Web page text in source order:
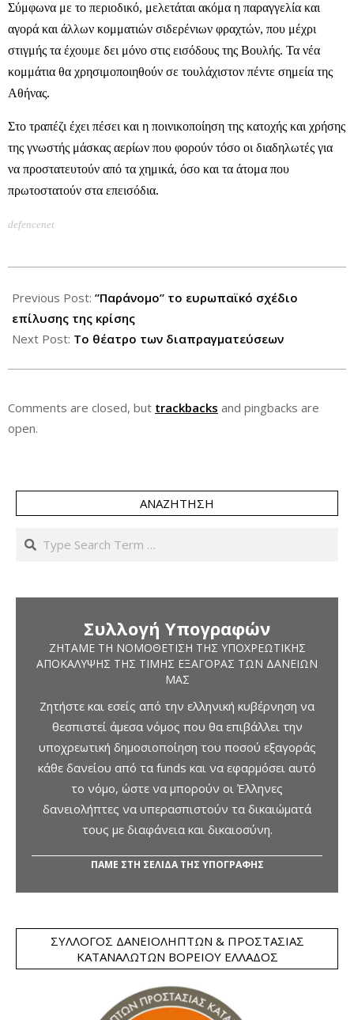
Σύμφωνα με το περιοδικό, μελετάται ακόμα η παραγγελία και
αγορά και άλλων κομματιών σιδερένιων φραχτών, που μέχρι
στιγμής τα έχουμε δει μόνο στις εισόδους της Βουλής. Τα νέα
κομμάτια θα χρησιμοποιηθούν σε τουλάχιστον πέντε σημεία της
Αθήνας.
Στο τραπέζι έχει πέσει και η ποινικοποίηση της κατοχής και χρήσης
της γνωστής μάσκας αερίων που φορούν τόσο οι διαδηλωτές για
να προστατευτούν από τα χημικά, όσο και τα άτομα που
πρωτοστατούν στα επεισόδια.
defencenet
10-
18
Previous Post: ”Παράνομο” το ευρωπαϊκό σχέδιο
επίλυσης της κρίσης
Next Post: Το θέατρο των διαπραγματεύσεων
Comments are closed, but trackbacks and pingbacks are
open.
ΑΝΑΖΉΤΗΣΗ
Search
Συλλογή Υπογραφών
ΖΗΤΆΜΕ ΤΗ ΝΟΜΟΘΈΤΙΣΗ ΤΗΣ ΥΠΟΧΡΕΩΤΙΚΉΣ
ΑΠΟΚΆΛΥΨΗΣ ΤΗΣ ΤΙΜΉΣ ΕΞΑΓΟΡΆΣ ΤΩΝ ΔΑΝΕΊΩΝ
ΜΑΣ
Ζητήστε και εσείς από την ελληνική κυβέρνηση να
θεσπιστεί άμεσα νόμος που θα επιβάλλει την
υποχρεωτική δημοσιοποίηση του ποσού εξαγοράς
κάθε δανείου από τα funds και να εφαρμόσει αυτό
το νόμο, ώστε να μπορούν οι Έλληνες
δανειολήπτες να υπερασπιστούν τα δικαιώματά
τους με διαφάνεια και δικαιοσύνη.
ΠΑΜΕ ΣΤΗ ΣΕΛΙΔΑ ΤΗΣ ΥΠΟΓΡΑΦΗΣ
ΣΎΛΛΟΓΟΣ ΔΑΝΕΙΟΛΗΠΤΏΝ & ΠΡΟΣΤΑΣΊΑΣ
ΚΑΤΑΝΑΛΩΤΏΝ ΒΟΡΕΊΟΥ ΕΛΛΆΔΟΣ